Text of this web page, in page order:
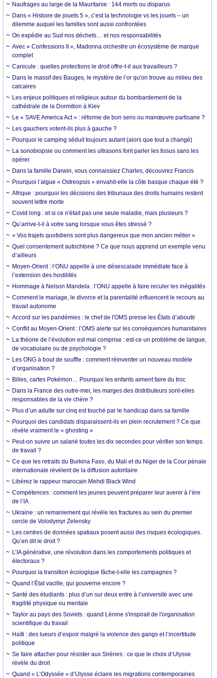
Naufrages au large de la Mauritanie : 144 morts ou disparus
Dans « Histoire de jouets 5 », c’est la technologie vs les jouets – un
dilemme auquel les familles sont aussi confrontées
On expédie au Sud nos déchets… et nos responsabilités
Avec « Confessions II », Madonna orchestre un écosystème de marque
complet
Canicule : quelles protections le droit offre-t-il aux travailleurs ?
Dans le massif des Bauges, le mystère de l’or qu'on trouve au milieu des
calcaires
Les enjeux politiques et religieux autour du bombardement de la
cathédrale de la Dormition à Kiev
Le « SAVE America Act » : réforme de bon sens ou manœuvre partisane ?
Les gauchers votent-ils plus à gauche ?
Pourquoi le camping séduit toujours autant (alors que tout a changé)
La sonobiopsie ou comment les ultrasons font parler les tissus sans les
opérer
Dans la famille Darwin, vous connaissiez Charles, découvrez Francis
Pourquoi l’algue « Ostreopsis » envahit-elle la côte basque chaque été ?
Afrique : pourquoi les décisions des tribunaux des droits humains restent
souvent lettre morte
Covid long : et si ce n'était pas une seule maladie, mais plusieurs ?
Qu’arrive-t-il à votre sang lorsque vous êtes stressé ?
« Vos trajets quotidiens sont plus dangereux que mon ancien métier »
Quel consentement autochtone ? Ce que nous apprend un exemple venu
d’ailleurs
Moyen-Orient : l’ONU appelle à une désescalade immédiate face à
l’extension des hostilités
Hommage à Nelson Mandela : l’ONU appelle à faire reculer les inégalités
Comment le mariage, le divorce et la parentalité influencent le recours au
travail autonome
Accord sur les pandémies : le chef de l'OMS presse les États d’aboutir
Conflit au Moyen-Orient : l’OMS alerte sur les conséquences humanitaires
La théorie de l’évolution est mal comprise : est-ce un problème de langue,
de vocabulaire ou de psychologie ?
Les ONG à bout de souffle : comment réinventer un nouveau modèle
d’organisation ?
Billes, cartes Pokémon… Pourquoi les enfants aiment faire du troc
Dans la France des outre-mer, les marges des distributeurs sont-elles
responsables de la vie chère ?
Plus d’un adulte sur cinq est touché par le handicap dans sa famille
Pourquoi des candidats disparaissent-ils en plein recrutement ? Ce que
révèle vraiment le « ghosting »
Peut-on suivre un salarié toutes les dix secondes pour vérifier son temps
de travail ?
Ce que les retraits du Burkina Faso, du Mali et du Niger de la Cour pénale
internationale révèlent de la diffusion autoritaire
Libérez le rappeur marocain Mehdi Black Wind
Compétences : comment les jeunes peuvent préparer leur avenir à l’ère
de l’IA
Ukraine : un remaniement qui révèle les fractures au sein du premier
cercle de Volodymyr Zelensky
Les centres de données spatiaux posent aussi des risques écologiques.
Qu’en dit le droit ?
L’IA générative, une révolution dans les comportements politiques et
électoraux ?
Pourquoi la transition écologique fâche-t-elle les campagnes ?
Quand l’État vacille, qui gouverne encore ?
Santé des étudiants : plus d’un sur deux entre à l’université avec une
fragilité physique ou mentale
Taylor au pays des Soviets : quand Lénine s'inspirait de l'organisation
scientifique du travail
Haïti : des lueurs d’espoir malgré la violence des gangs et l’incertitude
politique
Se faire attacher pour résister aux Sirènes : ce que le choix d’Ulysse
révèle du droit
Quand « L’Odyssée » d’Ulysse éclaire les migrations contemporaines